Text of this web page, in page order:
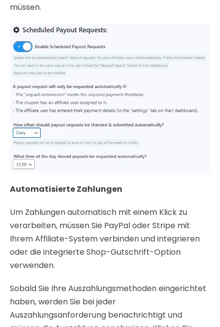
müssen.
Automatisierte Zahlungen
Um Zahlungen automatisch mit einem Klick zu
verarbeiten, müssen Sie PayPal oder Stripe mit
Ihrem Affiliate-System verbinden und integrieren
oder die integrierte Shop-Gutschrift-Option
verwenden.
Sobald Sie Ihre Auszahlungsmethoden eingerichtet
haben, werden Sie bei jeder
Auszahlungsanforderung benachrichtigt und